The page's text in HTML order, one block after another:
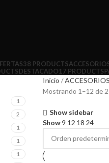
38 PRODUCTS
DESTACADO17 PRODUCTS
1
2
1
1
1
Inicio
Mostrando 1–12 de
Show sidebar
Show9 12 18 24